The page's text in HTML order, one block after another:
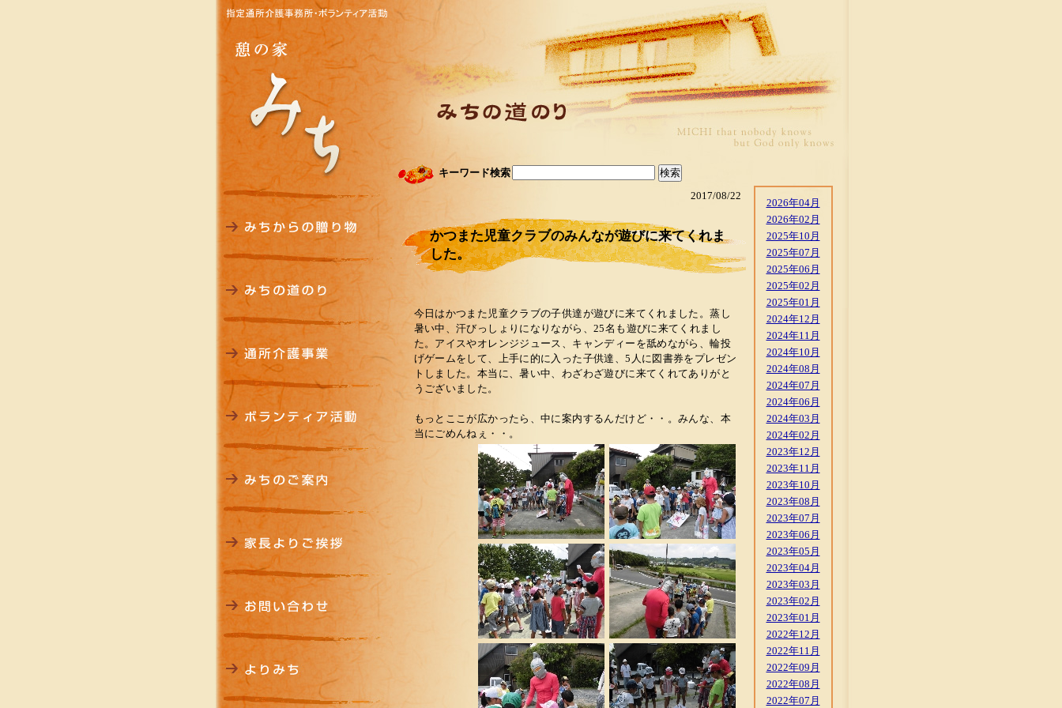
2026年04月
2026年02月
2025年10月
2025年07月
2025年06月
2025年02月
2025年01月
2024年12月
2024年11月
2024年10月
2024年08月
2024年07月
2024年06月
2024年03月
2024年02月
2023年12月
2023年11月
2023年10月
2023年08月
2023年07月
2023年06月
2023年05月
2023年04月
2023年03月
2023年02月
2023年01月
2022年12月
2022年11月
2022年09月
2022年08月
2022年07月
キーワード検索
2017/08/22
かつまた児童クラブのみんなが遊びに来てくれま
した。
今日はかつまた児童クラブの子供達が遊びに来てくれました。蒸し
暑い中、汗びっしょりになりながら、25名も遊びに来てくれまし
た。アイスやオレンジジュース、キャンディーを舐めながら、輪投
げゲームをして、上手に的に入った子供達、5人に図書券をプレゼン
トしました。本当に、暑い中、わざわざ遊びに来てくれてありがと
うございました。
もっとここが広かったら、中に案内するんだけど・・。みんな、本
当にごめんねぇ・・。